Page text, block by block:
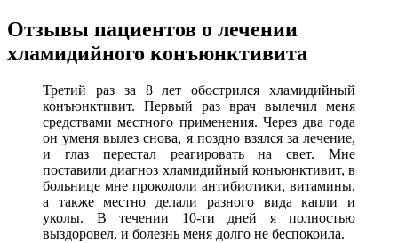
Отзывы пациентов о лечении
хламидийного конъюнктивита
Третий раз за 8 лет обострился хламидийный
конъюнктивит. Первый раз врач вылечил меня
средствами местного применения. Через два года
он уменя вылез снова, я поздно взялся за лечение,
и глаз перестал реагировать на свет. Мне
поставили диагноз хламидийный конъюнктивит, в
больнице мне прокололи антибиотики, витамины,
а также местно делали разного вида капли и
уколы. В течении 10-ти дней я полностью
выздоровел, и болезнь меня долго не беспокоила.